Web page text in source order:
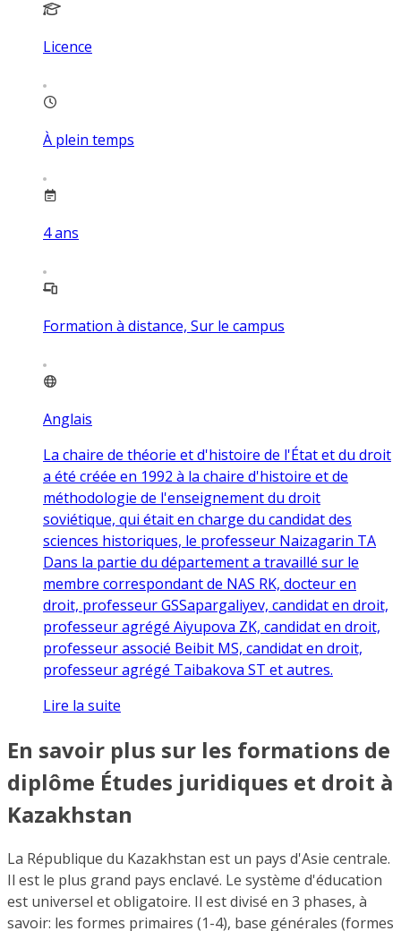
Licence
À plein temps
4ans
Formation à distance, Sur le campus
Anglais
La chaire de théorie et d'histoire de l'État et du droit
a été créée en 1992 à la chaire d'histoire et de
méthodologie de l'enseignement du droit
soviétique, qui était en charge du candidat des
sciences historiques, le professeur Naizagarin TA
Dans la partie du département a travaillé sur le
membre correspondant de NAS RK, docteur en
droit, professeur GSSapargaliyev, candidat en droit,
professeur agrégé Aiyupova ZK, candidat en droit,
professeur associé Beibit MS, candidat en droit,
professeur agrégé Taibakova ST et autres.
Lire la suite
En savoir plus sur les formations de
diplôme Études juridiques et droit à
Kazakhstan
La République du Kazakhstan est un pays d'Asie centrale.
Il est le plus grand pays enclavé. Le système d'éducation
est universel et obligatoire. Il est divisé en 3 phases, à
savoir: les formes primaires (1-4), base générales (formes